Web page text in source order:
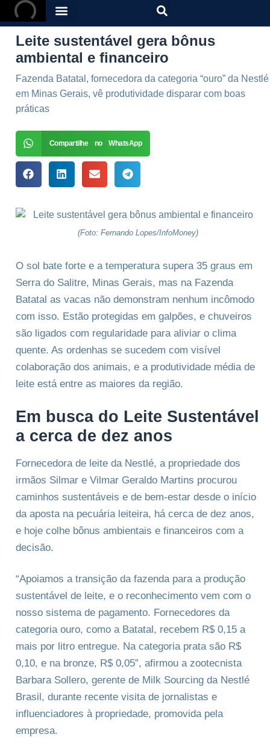
Leite sustentável gera bônus
ambiental e financeiro
Fazenda Batatal, fornecedora da categoria “ouro” da Nestlé
em Minas Gerais, vê produtividade disparar com boas
práticas
Compartilhe no WhatsApp
(Foto: Fernando Lopes/InfoMoney)
O sol bate forte e a temperatura supera 35 graus em
Serra do Salitre, Minas Gerais, mas na Fazenda
Batatal as vacas não demonstram nenhum incômodo
com isso. Estão protegidas em galpões, e chuveiros
são ligados com regularidade para aliviar o clima
quente. As ordenhas se sucedem com visível
colaboração dos animais, e a produtividade média de
leite está entre as maiores da região.
Em busca do Leite Sustentável
a cerca de dez anos
Fornecedora de leite da Nestlé, a propriedade dos
irmãos Silmar e Vilmar Geraldo Martins procurou
caminhos sustentáveis e de bem-estar desde o início
da aposta na pecuária leiteira, há cerca de dez anos,
e hoje colhe bônus ambientais e financeiros com a
decisão.
“Apoiamos a transição da fazenda para a produção
sustentável de leite, e o reconhecimento vem com o
nosso sistema de pagamento. Fornecedores da
categoria ouro, como a Batatal, recebem R$ 0,15 a
mais por litro entregue. Na categoria prata são R$
0,10, e na bronze, R$ 0,05”, afirmou a zootecnista
Barbara Sollero, gerente de Milk Sourcing da Nestlé
Brasil, durante recente visita de jornalistas e
influenciadores à propriedade, promovida pela
empresa.